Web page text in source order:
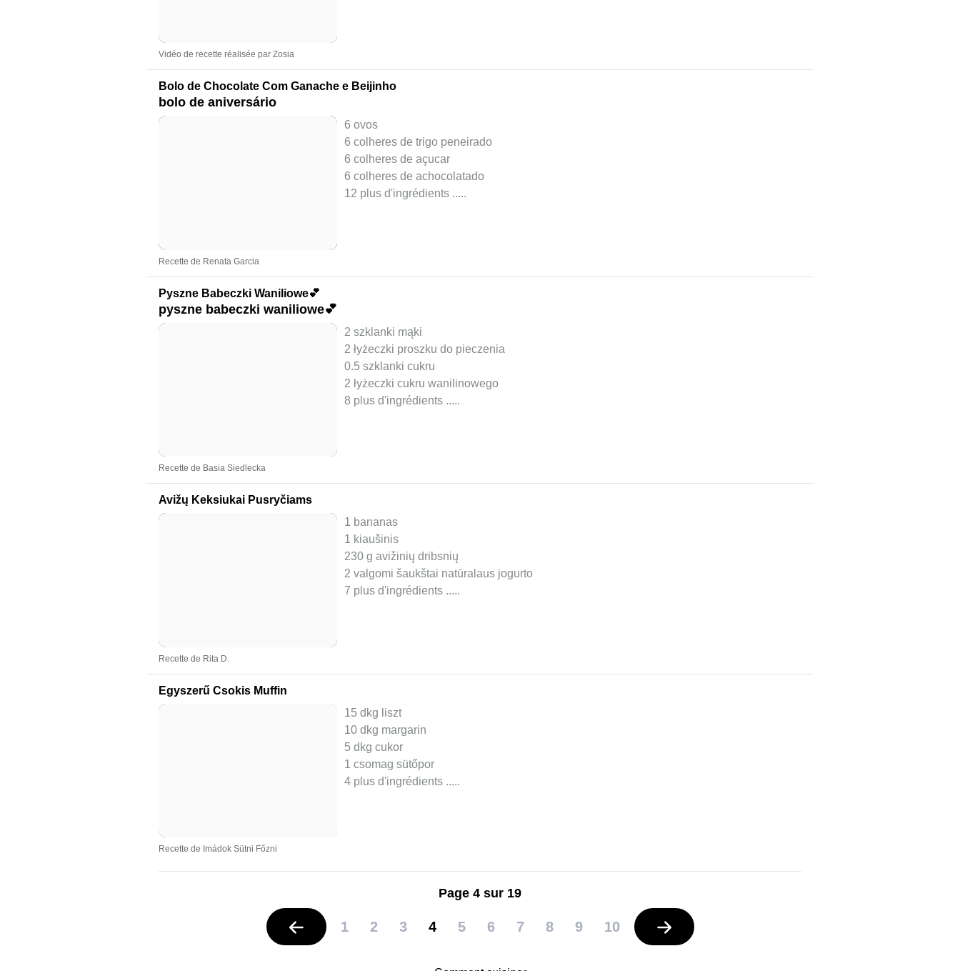
Vidéo de recette réalisée par Zosia
Bolo de Chocolate Com Ganache e Beijinho
bolo de aniversário
6 ovos
6 colheres de trigo peneirado
6 colheres de açucar
6 colheres de achocolatado
12 plus d'ingrédients .....
Recette de Renata Garcia
Pyszne Babeczki Waniliowe💕
pyszne babeczki waniliowe💕
2 szklanki mąki
2 łyżeczki proszku do pieczenia
0.5 szklanki cukru
2 łyżeczki cukru wanilinowego
8 plus d'ingrédients ..
Recette de Basia Siedlecka
Avižų Keksiukai Pusryčiams
1 bananas
1 kiaušinis
230 g avižinių dribsnių
2 valgomi šaukštai natūralaus jogurto
7 plus d'ingrédients .....
Recette de Rita D.
Egyszerű Csokis Muffin
15 dkg liszt
10 dkg margarin
5 dkg cukor
1 csomag sütőpor
4 plus d'ingrédients ..
Recette de Imádok Sütni Főzni
Page 4 sur 19
1 2 3 4 5 6 7 8 9 10